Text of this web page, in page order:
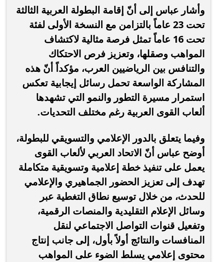
وأشار عباس إلى أنّ إقامة البطولة العربية الثالثة
تحت 23 عاماً بالتزامن مع النسخة الأولى لفئة
تحت 16 عاماً تمثل فرصة مثالية لاكتشاف
المواهب وصقلها، وتعزيز فرص الاحتكاك
والتنافس بين الرياضيين العرب، مؤكداً أنّ هذه
المشاركة الواسعة تحمل رسائل إيجابية تعكس
استمرار مسيرة التطور والنمو التي تشهدها
ألعاب القوى العربية رغم مختلف التحديات.
وفيما يتعلق بالدور الإعلامي والتسويقي للبطولة،
أوضح عباس أنّ الاتحاد العربي لألعاب القوى
يعمل على تنفيذ خطة إعلامية وتسويقية متكاملة
تهدف إلى تعزيز الحضور الجماهيري والإعلامي
للحدث، من خلال توسيع نطاق التغطية عبر
وسائل الإعلام التقليدية والمنصات الرقمية،
وتفعيل قنوات التواصل الاجتماعي لنقل
المنافسات والنتائج أولاً بأول، إلى جانب إنتاج
محتوى إعلامي يسلط الضوء على المواهب